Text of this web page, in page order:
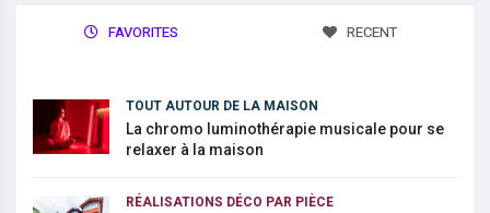
FAVORITES RECENT
TOUT AUTOUR DE LA MAISON
La chromo luminothérapie musicale pour se
relaxer à la maison
RÉALISATIONS DÉCO PAR PIÈCE